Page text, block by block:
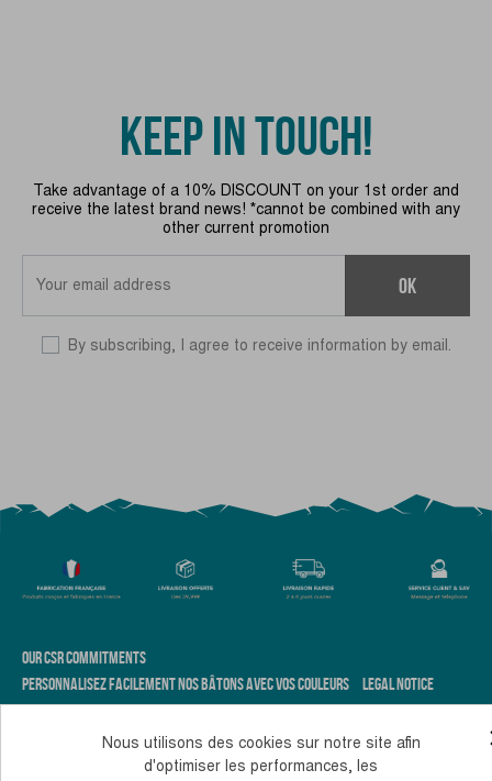
KEEP IN TOUCH!
Take advantage of a 10% DISCOUNT on your 1st order and
receive the latest brand news! *cannot be combined with any
other current promotion
OK
By subscribing, I agree to receive information by email.
OUR CSR COMMITMENTS
PERSONNALISEZ FACILEMENT NOS BÂTONS AVEC VOS COULEURS
LEGAL NOTICE
TERMS AND CONDITIONS OF SALE
COOKIES AND PERSONAL DATA
Monday to Thursday, from 10 to 12 am and 2 to 4 pm
Nous utilisons des cookies sur notre site afin
d'optimiser les performances, les